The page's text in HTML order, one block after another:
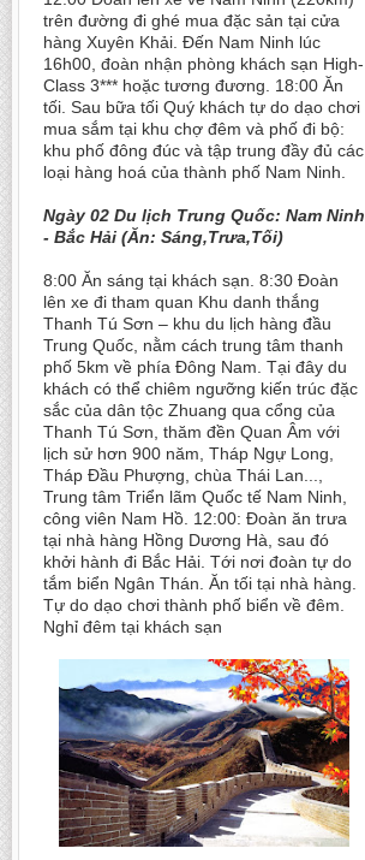
trên đường đi ghé mua đặc sản tại cửa
hàng Xuyên Khải. Đến Nam Ninh lúc
16h00, đoàn nhận phòng khách sạn High-
Class 3*** hoặc tương đương. 18:00 Ăn
tối. Sau bữa tối Quý khách tự do dạo chơi
mua sắm tại khu chợ đêm và phố đi bộ:
khu phố đông đúc và tập trung đầy đủ các
loại hàng hoá của thành phố Nam Ninh.
Ngày 02 Du lịch Trung Quốc: Nam Ninh
- Bắc Hải (Ăn: Sáng,Trưa,Tối)
8:00 Ăn sáng tại khách sạn. 8:30 Đoàn
lên xe đi tham quan Khu danh thắng
Thanh Tú Sơn – khu du lịch hàng đầu
Trung Quốc, nằm cách trung tâm thanh
phố 5km về phía Đông Nam. Tại đây du
khách có thể chiêm ngưỡng kiến trúc đặc
sắc của dân tộc Zhuang qua cổng của
Thanh Tú Sơn, thăm đền Quan Âm với
lịch sử hơn 900 năm, Tháp Ngự Long,
Tháp Ðầu Phượng, chùa Thái Lan...,
Trung tâm Triển lãm Quốc tế Nam Ninh,
công viên Nam Hồ. 12:00: Đoàn ăn trưa
tại nhà hàng Hồng Dương Hà, sau đó
khởi hành đi Bắc Hải. Tới nơi đoàn tự do
tắm biển Ngân Thán. Ăn tối tại nhà hàng.
Tự do dạo chơi thành phố biển về đêm.
Nghỉ đêm tại khách sạn